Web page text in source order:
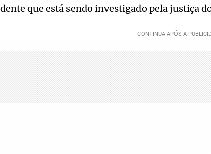
que está sendo investigado pela justiça